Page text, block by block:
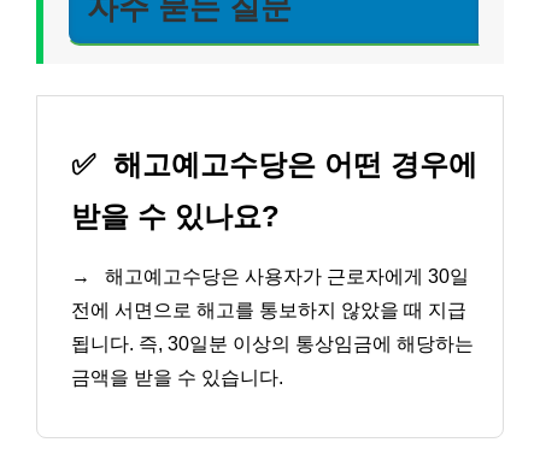
자주 묻는 질문
✅ 해고예고수당은 어떤 경우에
받을 수 있나요?
→
해고예고수당은 사용자가 근로자에게 30일
전에 서면으로 해고를 통보하지 않았을 때 지급
됩니다. 즉, 30일분 이상의 통상임금에 해당하는
금액을 받을 수 있습니다.